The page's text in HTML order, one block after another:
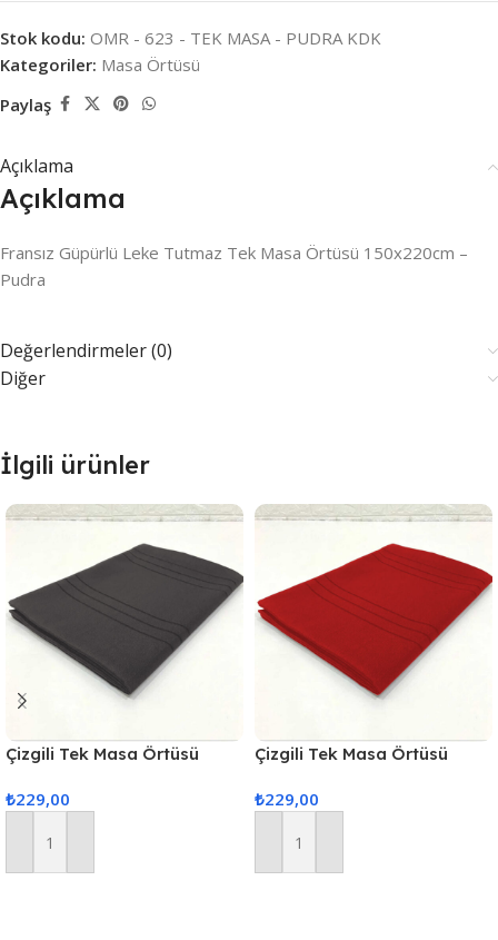
Stok kodu: OMR - 623 - TEK MASA - PUDRA KDK
Kategoriler: Masa Örtüsü
Paylaş
Açıklama
Açıklama
Fransız Güpürlü Leke Tutmaz Tek Masa Örtüsü 150x220cm –
Pudra
Değerlendirmeler (0)
Diğer
İlgili ürünler
Çizgili Tek Masa Örtüsü
₺229,00
Sepete Ekle
Çizgili Tek Masa Örtüsü
₺229,00
Sepete Ekle